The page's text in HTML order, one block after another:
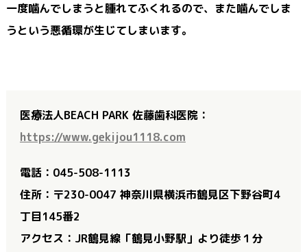
一度噛んでしまうと腫れてふくれるので、また噛んでしま
うという悪循環が生じてしまいます。
医療法人BEACH PARK 佐藤歯科医院：
https://www.gekijou1118.com
電話：045-508-1113
住所：〒230-0047 神奈川県横浜市鶴見区下野谷町4
丁目145番2
アクセス：JR鶴見線「鶴見小野駅」より徒歩１分